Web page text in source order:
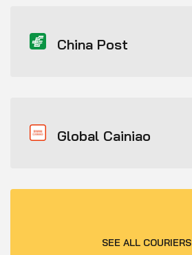
China Post
Global Cainiao
SEE ALL COURIERS